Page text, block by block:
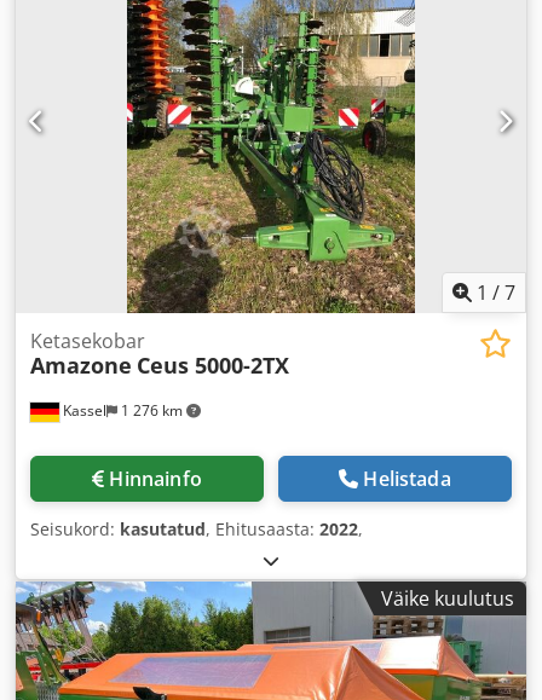
1 /7
Kassel 1 276 km
Ketasekobar
Amazone Ceus 5000-2TX
Hinnainfo Helistada
Seisukord: kasutatud, Ehitusaasta: 2022,
Väike kuulutus